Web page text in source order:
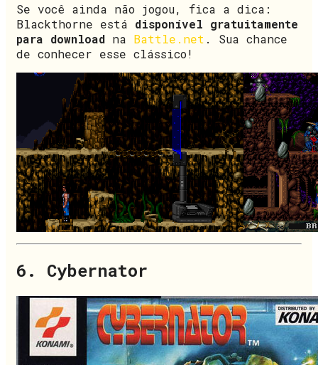
Se você ainda não jogou, fica a dica:
Blackthorne está disponível gratuitamente
para download na Battle.net . Sua chance
de conhecer esse clássico!
6. Cybernator